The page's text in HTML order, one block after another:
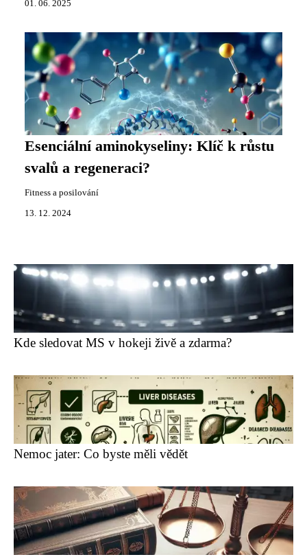
01. 06. 2025
Esenciální aminokyseliny: Klíč k růstu
svalů a regeneraci?
Fitness a posilování
13. 12. 2024
Kde sledovat MS v hokeji živě a zdarma?
Nemoc jater: Co byste měli vědět